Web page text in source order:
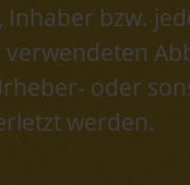
Inhaber bzw.
oder
werden.